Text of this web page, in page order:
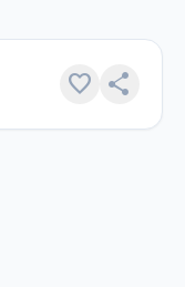
favorite share